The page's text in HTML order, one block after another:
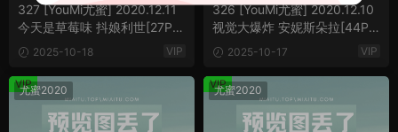
327 [YouMi尤蜜] 2020.12.11
今天是草莓味 抖娘利世[27P／
522MB]
2025-10-18 VIP
326 [YouMi尤蜜] 2020.12.10
视觉大爆炸 安妮斯朵拉[44P
／852M]
2025-10-17 VIP
尤蜜2020
VIP 尤蜜2020
VIP